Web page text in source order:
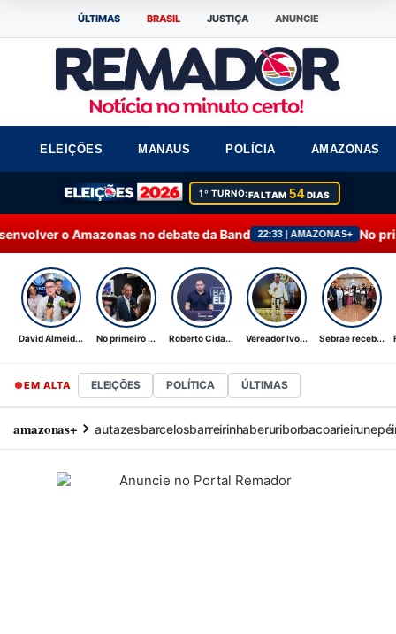
ÚLTIMAS BRASIL JUSTIÇA ANUNCIE
ELEIÇÕES MANAUS POLÍCIA AMAZONAS
1º TURNO:FALTAM54DIAS
no debate da Band 22:33 | AMAZONAS+ No primeiro debate,
David Almeid... No primeiro ... Roberto Cida... Vereador Ivo... Sebrae receb...
EM ALTA ELEIÇÕES POLÍTICA ÚLTIMAS
amazonas+ autazesbarcelosbarreirinhaberuriborbacoarieirunepé